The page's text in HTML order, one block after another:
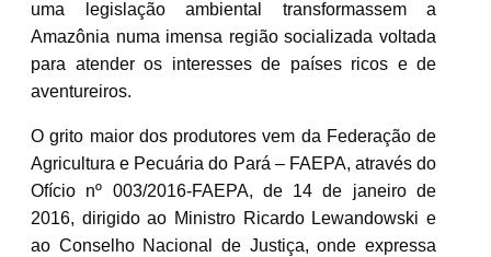
uma legislação ambiental transformassem a
Amazônia numa imensa região socializada voltada
para atender os interesses de países ricos e de
aventureiros.
O grito maior dos produtores vem da Federação de
Agricultura e Pecuária do Pará – FAEPA, através do
Ofício nº 003/2016-FAEPA, de 14 de janeiro de
2016, dirigido ao Ministro Ricardo Lewandowski e
ao Conselho Nacional de Justiça, onde expressa